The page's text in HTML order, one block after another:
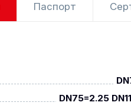
Паспорт
DN75=2.25